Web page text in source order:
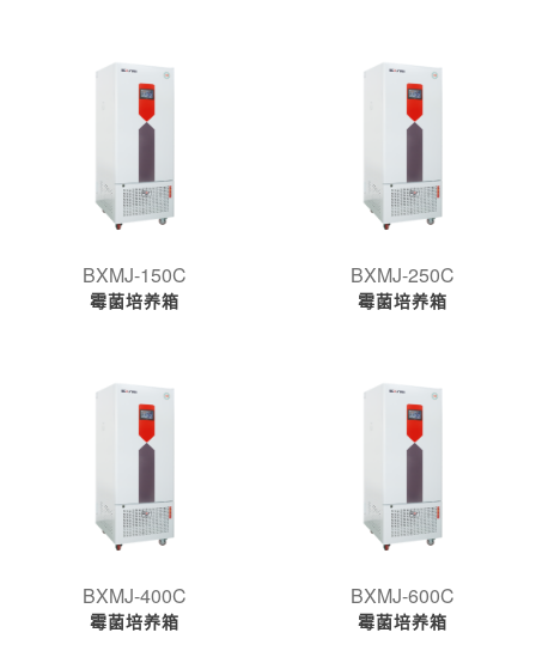
BXMJ-150C
霉菌培养箱
BXMJ-250C
霉菌培养箱
BXMJ-400C
霉菌培养箱
BXMJ-600C
霉菌培养箱